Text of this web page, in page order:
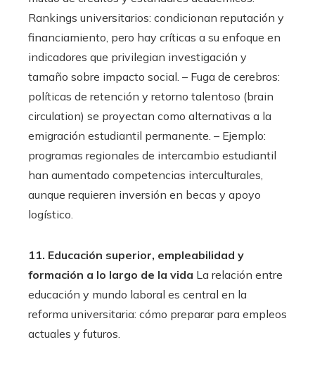
Rankings universitarios: condicionan reputación y
financiamiento, pero hay críticas a su enfoque en
indicadores que privilegian investigación y
tamaño sobre impacto social. – Fuga de cerebros:
políticas de retención y retorno talentoso (brain
circulation) se proyectan como alternativas a la
emigración estudiantil permanente. – Ejemplo:
programas regionales de intercambio estudiantil
han aumentado competencias interculturales,
aunque requieren inversión en becas y apoyo
logístico.
11. Educación superior, empleabilidad y
formación a lo largo de la vida La relación entre
educación y mundo laboral es central en la
reforma universitaria: cómo preparar para empleos
actuales y futuros.